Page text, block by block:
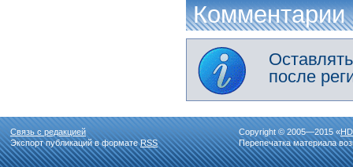
Комментарии
после
Связь с редакцией
Экспорт публикаций в форматеRSS
Copyright © 2005—2015 «
Перепечатка материала